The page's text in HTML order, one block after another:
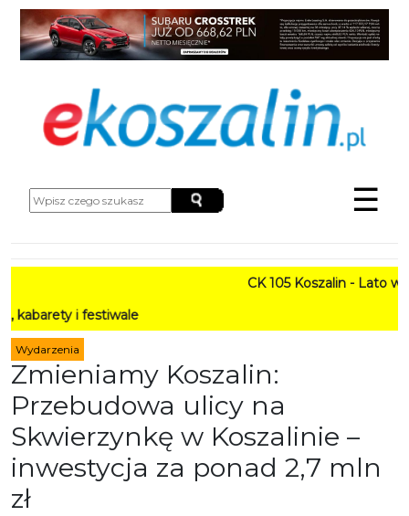
☰
CK 105 Koszalin - Lato w Mieście
Wydarzenia
Zmieniamy Koszalin:
Przebudowa ulicy na
Skwierzynkę w Koszalinie –
inwestycja za ponad 2,7 mln
zł